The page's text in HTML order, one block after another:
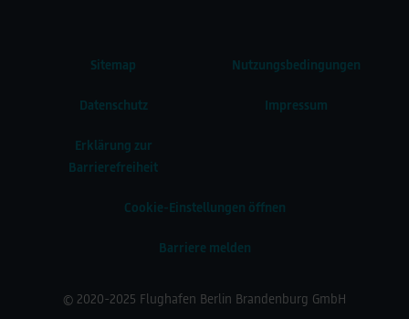
Sitemap Nutzungsbedingungen
Datenschutz Impressum
Erklärung zur
Barrierefreiheit
Cookie-Einstellungen öffnen
Barriere melden
© 2020-2025 Flughafen Berlin Brandenburg GmbH